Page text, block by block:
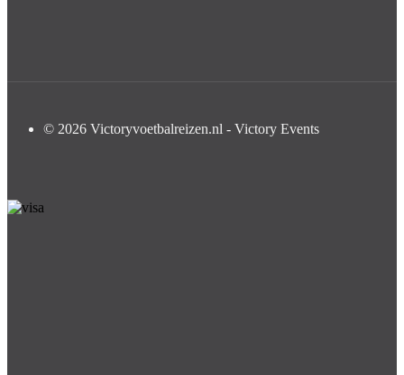
© 2026 Victoryvoetbalreizen.nl - Victory Events